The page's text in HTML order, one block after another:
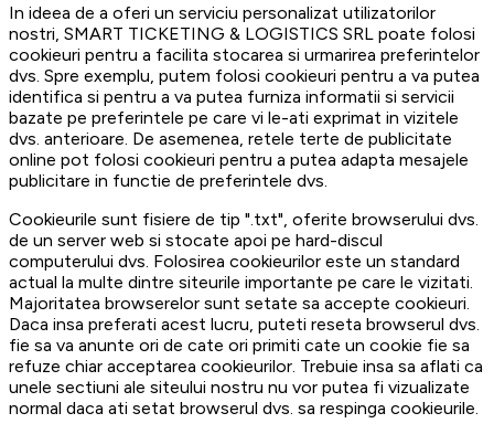
In ideea de a oferi un serviciu personalizat utilizatorilor
nostri, SMART TICKETING & LOGISTICS SRL poate folosi
cookieuri pentru a facilita stocarea si urmarirea preferintelor
dvs. Spre exemplu, putem folosi cookieuri pentru a va putea
identifica si pentru a va putea furniza informatii si servicii
bazate pe preferintele pe care vi le-ati exprimat in vizitele
dvs. anterioare. De asemenea, retele terte de publicitate
online pot folosi cookieuri pentru a putea adapta mesajele
publicitare in functie de preferintele dvs.
Cookieurile sunt fisiere de tip ".txt", oferite browserului dvs.
de un server web si stocate apoi pe hard-discul
computerului dvs. Folosirea cookieurilor este un standard
actual la multe dintre siteurile importante pe care le vizitati.
Majoritatea browserelor sunt setate sa accepte cookieuri.
Daca insa preferati acest lucru, puteti reseta browserul dvs.
fie sa va anunte ori de cate ori primiti cate un cookie fie sa
refuze chiar acceptarea cookieurilor. Trebuie insa sa aflati ca
unele sectiuni ale siteului nostru nu vor putea fi vizualizate
normal daca ati setat browserul dvs. sa respinga cookieurile.